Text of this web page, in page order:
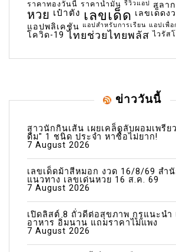
ราคาทองวันนี้ ราคาน้ำมัน รีวิวแอป สลา
หวย เป๋าตัง เลขเด็ด เลขเด็ดง
แอปพลิเคชัน แอปสำหรับการเรียน แอปเพื่อ
โควิด-19 ไทยช่วยไทยพลัส ไวรัส
ข่าววันนี้
สาวนักกินเส้น เผยเคล็ดลับผอมเพรีย
ดื่ม" 1 ชนิด ประจำ หาซื้อไม่ยาก!
7 August 2026
เลขเด็ดม้าสีหมอก งวด 16/8/69 สำ
แนวทาง เลขเด่นหวย 16 ส.ค. 69
7 August 2026
เปิดลิสต์ 8 ถั่วดีต่อสุขภาพ กูรูแนะนำ
อาหาร อิ่มนาน แถมราคาไม่แพง
7 August 2026